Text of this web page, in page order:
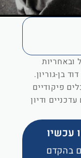
ובאחריות
בן-גוריון.
פיקודיים
ודיון
עכשיו
בהקדם